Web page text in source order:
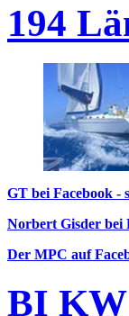
194
GT bei Facebook -
Norbert Gisder bei
Der MPC auf
BI KW